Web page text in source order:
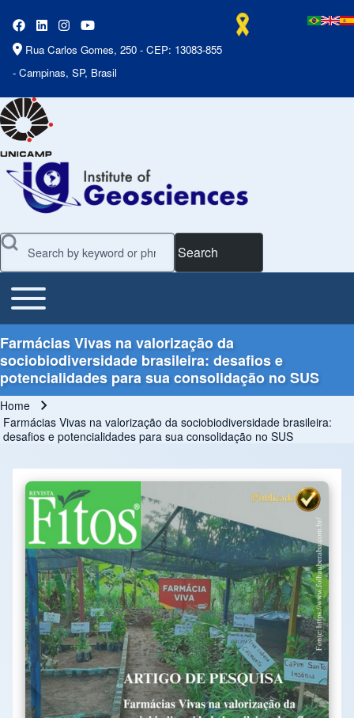
Rua Carlos Gomes, 250 - CEP: 13083-855
- Campinas, SP, Brasil
Search
Main Menu
Toggle main menu
Farmácias Vivas na valorização da
sociobiodiversidade brasileira: desafios e
potencialidades para sua consolidação no SUS
Breadcrumb
Home
Farmácias Vivas na valorização da sociobiodiversidade brasileira:
desafios e potencialidades para sua consolidação no SUS